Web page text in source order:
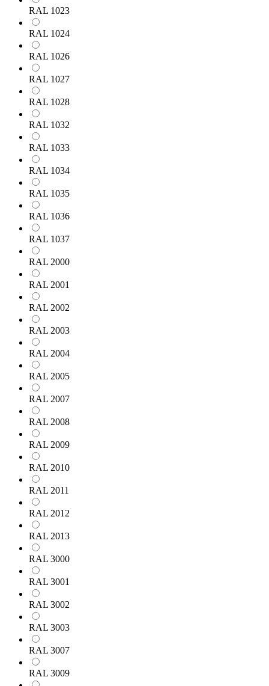
RAL 1023
RAL 1024
RAL 1026
RAL 1027
RAL 1028
RAL 1032
RAL 1033
RAL 1034
RAL 1035
RAL 1036
RAL 1037
RAL 2000
RAL 2001
RAL 2002
RAL 2003
RAL 2004
RAL 2005
RAL 2007
RAL 2008
RAL 2009
RAL 2010
RAL 2011
RAL 2012
RAL 2013
RAL 3000
RAL 3001
RAL 3002
RAL 3003
RAL 3007
RAL 3009